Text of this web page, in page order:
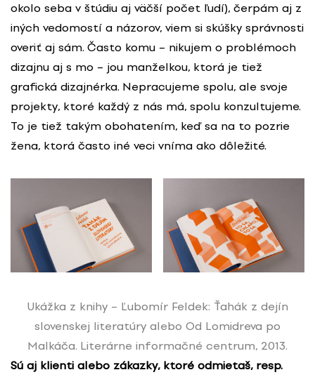
okolo seba v štúdiu aj väčší počet ľudí), čerpám aj z
iných vedomostí a názorov, viem si skúšky správnosti
overiť aj sám. Často komu – nikujem o problémoch
dizajnu aj s mo – jou manželkou, ktorá je tiež
grafická dizajnérka. Nepracujeme spolu, ale svoje
projekty, ktoré každý z nás má, spolu konzultujeme.
To je tiež takým obohatením, keď sa na to pozrie
žena, ktorá často iné veci vníma ako dôležité.
Ukážka z knihy – Ľubomír Feldek: Ťahák z dejín
slovenskej literatúry alebo Od Lomidreva po
Malkáča. Literárne informačné centrum, 2013.
Sú aj klienti alebo zákazky, ktoré odmietaš, resp.